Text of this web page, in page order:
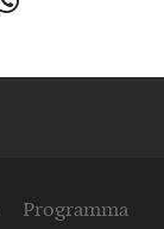
Programma